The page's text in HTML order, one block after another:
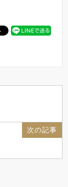
次の記事